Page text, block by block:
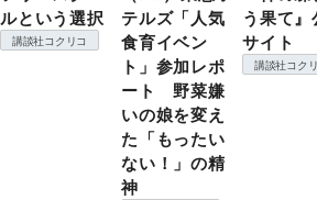
ルという選択
講談社コクリコ
テルズ「人気
食育イベン
ト」参加レポ
ート 野菜嫌
いの娘を変え
た「もったい
ない！」の精
神
う果て』
サイト
講談社コク